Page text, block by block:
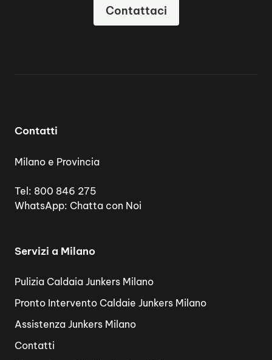
Contattaci
Contatti
Milano e Provincia
Tel: 800 846 275
WhatsApp: Chatta con Noi
Servizi a Milano
Pulizia Caldaia Junkers Milano
Pronto Intervento Caldaie Junkers Milano
Assistenza Junkers Milano
Contatti